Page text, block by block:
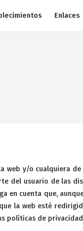
Enlaces
web y/o cualquiera
del usuario de las
en cuenta que,
web esté redirigida.
políticas de